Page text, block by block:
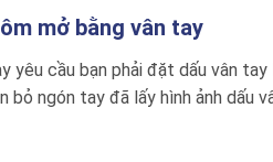
mở bằng vân tay
yêu cầu bạn phải đặt dấu vân
bỏ ngón tay đã lấy hình ảnh dấu